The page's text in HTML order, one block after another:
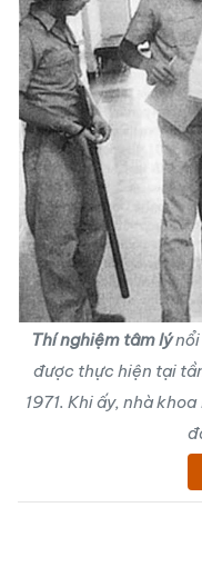
Thí nghiệm tâm lýnổi
được thực hiện tại
1971. Khi ấy, nhà